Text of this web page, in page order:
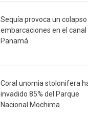
Sequía provoca un colapso
embarcaciones en el canal
Panamá
Coral unomia stolonifera
invadido 85% del Parque
Nacional Mochima